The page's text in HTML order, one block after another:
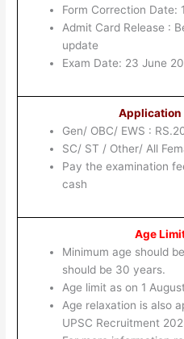
Form Correction Date:
Admit Card Release :
update
Exam Date: 23 June
Application
Gen/ OBC/ EWS :
SC/ ST / Other/ All
Pay the examination
cash
Age
Minimum age should
should be 30 years.
Age limit as on 1
Age relaxation is also
UPSC Recruitment